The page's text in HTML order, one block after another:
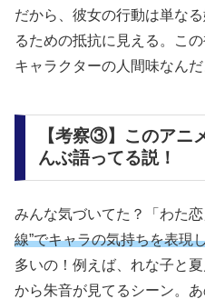
だから、彼女の行動は単なる
るための抵抗に見える。こ
キャラクターの人間味なんだ
【考察③】このアニ
んぶ語ってる説！
みんな気づいてた？「わた恋
線”でキャラの気持ちを表現
多いの！例えば、れな子と
から朱音が見てるシーン。